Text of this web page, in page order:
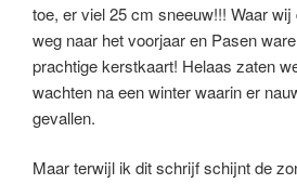
toe, er viel 25 cm sneeuw!!! Waar
weg naar het voorjaar en Pasen
prachtige kerstkaart! Helaas zaten
wachten na een winter waarin er
gevallen.
Maar terwijl ik dit schrijf schijnt de